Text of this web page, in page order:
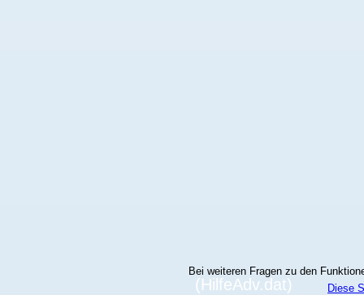
(HilfeAdv.dat)
Bei weiteren Fragen zu den
Diese